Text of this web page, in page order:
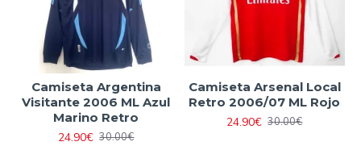
Camiseta Argentina
Visitante 2006 ML Azul
Marino Retro
24.90€ 30.00€
Camiseta Arsenal Local
Retro 2006/07 ML Rojo
24.90€ 30.00€